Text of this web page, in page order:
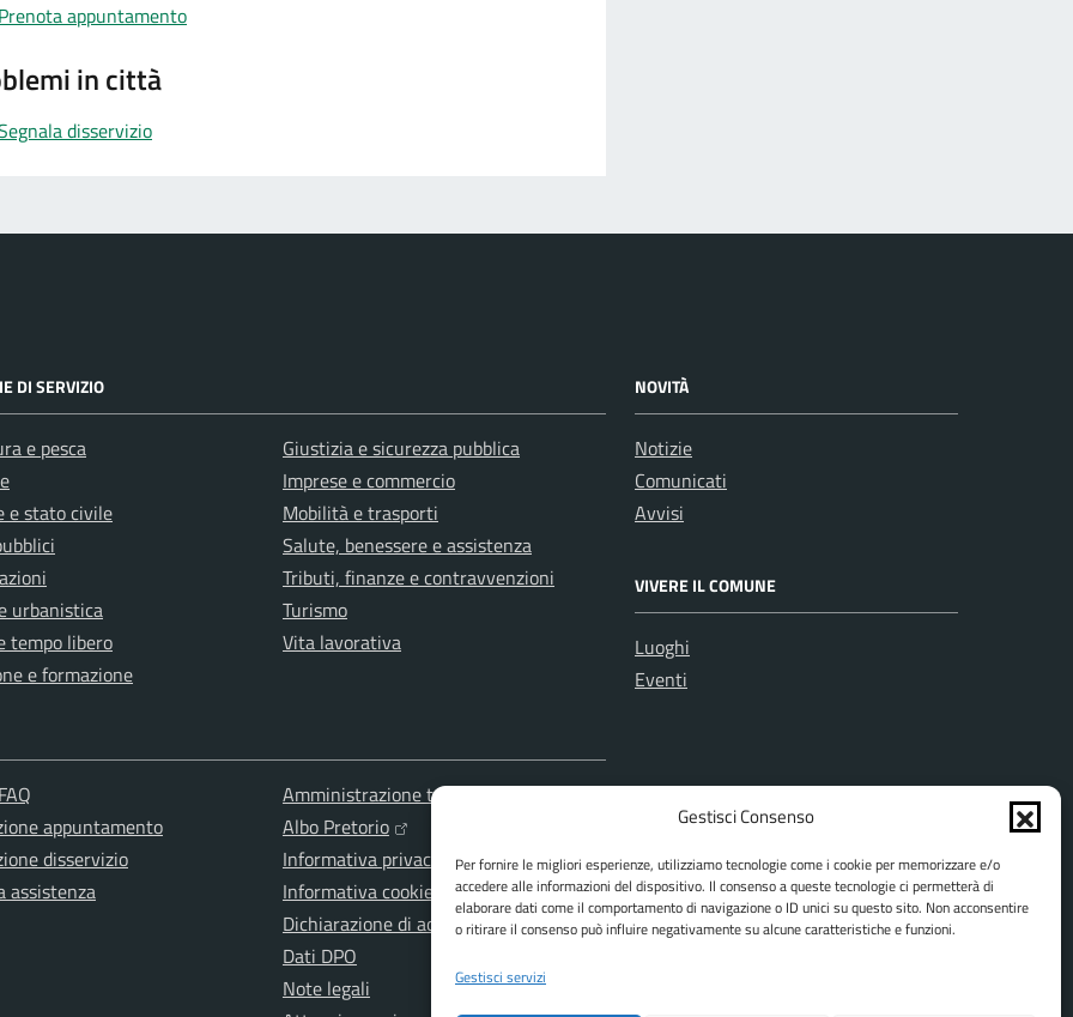
Gestisci Consenso
Per fornire le migliori esperienze, utilizziamo tecnologie come i cookie per memorizzare e/o
accedere alle informazioni del dispositivo. Il consenso a queste tecnologie ci permetterà di
elaborare dati come il comportamento di navigazione o ID unici su questo sito. Non acconsentire
o ritirare il consenso può influire negativamente su alcune caratteristiche e funzioni.
Gestisci servizi
appuntamento
in città
disservizio
DI SERVIZIO
e pesca
e stato civile
urbanistica
tempo libero
e formazione
Giustizia e sicurezza pubblica
Imprese e commercio
Mobilità e trasporti
Salute, benessere e assistenza
Tributi, finanze e contravvenzioni
Turismo
Vita lavorativa
NOVITÀ
Notizie
Comunicati
Avvisi
VIVERE IL COMUNE
Luoghi
Eventi
appuntamento
disservizio
assistenza
Amministrazione trasparente
Albo Pretorio
Informativa privacy
Informativa cookies
Dichiarazione di accessibilità
Dati DPO
Note legali